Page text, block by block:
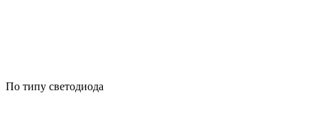
По типу светодиода